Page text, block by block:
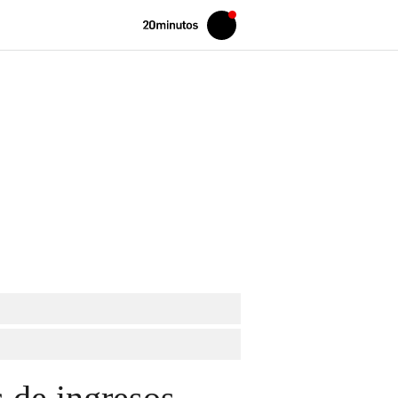
Volver
Iniciar
sesión